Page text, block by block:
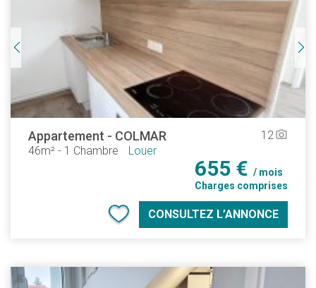
Appartement - COLMAR
46m² - 1 Chambre Louer
12camera_alt
655 € / mois
Charges comprises
CONSULTEZ L’ANNONCE